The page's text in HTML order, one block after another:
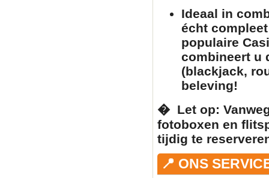
Ideaal in
écht
populaire
combineert u
(blackjack,
beleving!
� ️ Let op:
fotoboxen en
tijdig te
📍 ONS